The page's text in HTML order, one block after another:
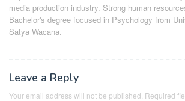
media production industry. Strong human
Bachelor's degree focused in Psychology from
Satya Wacana.
Leave a Reply
Your email address will not be published. Required